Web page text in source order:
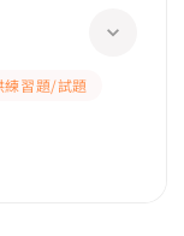
練習題/試題